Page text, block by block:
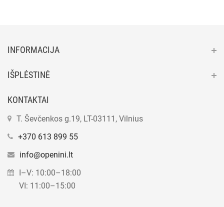
INFORMACIJA
IŠPLĖSTINĖ
KONTAKTAI
T. Ševčenkos g.19, LT-03111, Vilnius
+370 613 899 55
info@openini.lt
I–V: 10:00–18:00
VI: 11:00–15:00